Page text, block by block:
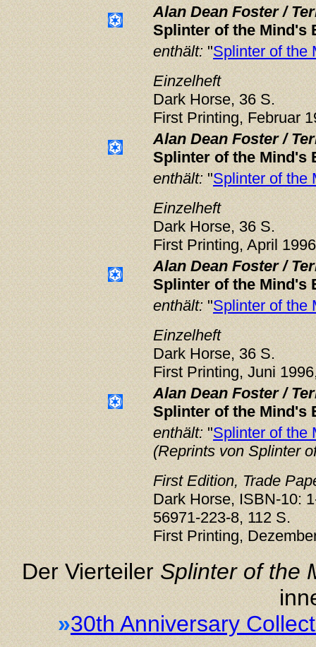
Alan Dean Foster /
Splinter of the Mind's
enthält:"Splinter of the
Einzelheft
Dark Horse, 36 S.
First Printing, Februar
Alan Dean Foster /
Splinter of the Mind's
enthält:"Splinter of the
Einzelheft
Dark Horse, 36 S.
First Printing, April
Alan Dean Foster /
Splinter of the Mind's
enthält:"Splinter of the
Einzelheft
Dark Horse, 36 S.
First Printing, Juni
Alan Dean Foster /
Splinter of the Mind's
enthält:"Splinter of the
(Reprints von Splinter
First Edition, Trade
Dark Horse, ISBN-10:
56971-223-8, 112 S.
First Printing,
Der VierteilerSplinter of the
»30th Anniversary